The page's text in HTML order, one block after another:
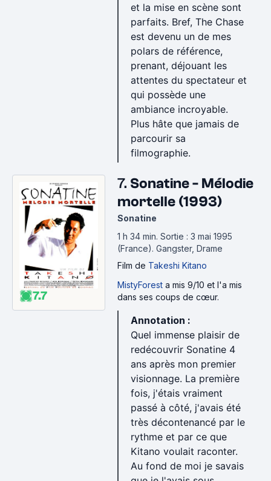
et la mise en scène sont
parfaits. Bref, The Chase
est devenu un de mes
polars de référence,
prenant, déjouant les
attentes du spectateur et
qui possède une
ambiance incroyable.
Plus hâte que jamais de
parcourir sa
filmographie.
7.7
7. Sonatine - Mélodie
mortelle (1993)
Sonatine
1 h 34 min. Sortie : 3 mai 1995
(France). Gangster, Drame
Film de Takeshi Kitano
MistyForest a mis 9/10 et l'a mis
dans ses coups de cœur.
Annotation :
Quel immense plaisir de
redécouvrir Sonatine 4
ans après mon premier
visionnage. La première
fois, j'étais vraiment
passé à côté, j'avais été
très décontenancé par le
rythme et par ce que
Kitano voulait raconter.
Au fond de moi je savais